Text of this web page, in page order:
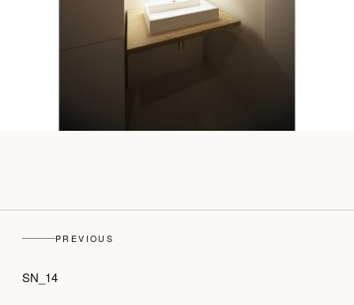
PREVIOUS
SN_14